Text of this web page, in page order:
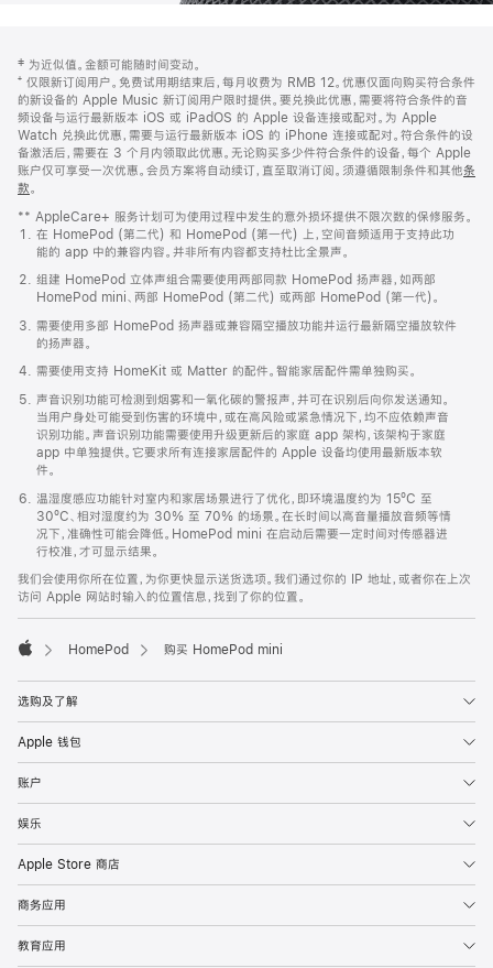
页
页
脚
注
‡ 为近似值。金额可能随时间变动。
⁺ 仅限新订阅用户。免费试用期结束后，每月收费为 RMB 12。优惠仅面向购买符合条件
的新设备的 Apple Music 新订阅用户限时提供。要兑换此优惠，需要将符合条件的音
频设备与运行最新版本 iOS 或 iPadOS 的 Apple 设备连接或配对。为 Apple
Watch 兑换此优惠，需要与运行最新版本 iOS 的 iPhone 连接或配对。符合条件的设
备激活后，需要在 3 个月内领取此优惠。无论购买多少件符合条件的设备，每个 Apple
账户仅可享受一次优惠。会员方案将自动续订，直至取消订阅。须遵循限制条件和其他条
款。
窗
口
中
打
开)
** AppleCare+ 服务计划可为使用过程中发生的意外损坏提供不限次数的保修服务。
在 HomePod (第二代) 和 HomePod (第一代) 上，空间音频适用于支持此功
能的 app 中的兼容内容。并非所有内容都支持杜比全景声。
组建 HomePod 立体声组合需要使用两部同款 HomePod 扬声器，如两部
HomePod mini、两部 HomePod (第二代) 或两部 HomePod (第一代)。
需要使用多部 HomePod 扬声器或兼容隔空播放功能并运行最新隔空播放软件
的扬声器。
需要使用支持 HomeKit 或 Matter 的配件。智能家居配件需单独购买。
声音识别功能可检测到烟雾和一氧化碳的警报声，并可在识别后向你发送通知。
当用户身处可能受到伤害的环境中，或在高风险或紧急情况下，均不应依赖声音
识别功能。声音识别功能需要使用升级更新后的家庭 app 架构，该架构于家庭
app 中单独提供。它要求所有连接家居配件的 Apple 设备均使用最新版本软
件。
温湿度感应功能针对室内和家居场景进行了优化，即环境温度约为 15ºC 至
30ºC、相对湿度约为 30% 至 70% 的场景。在长时间以高音量播放音频等情
况下，准确性可能会降低。HomePod mini 在启动后需要一定时间对传感器进
行校准，才可显示结果。
我们会使用你所在位置，为你更快显示送货选项。我们通过你的 IP 地址，或者你在上次
访问 Apple 网站时输入的位置信息，找到了你的位置。
HomePod 购买 HomePod mini
选购及了解
Apple 钱包
账户
娱乐
Apple Store 商店
商务应用
教育应用